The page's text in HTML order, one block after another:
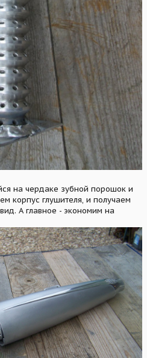
на чердаке зубной порошок и
корпус глушителя, и получаем
А главное - экономим на